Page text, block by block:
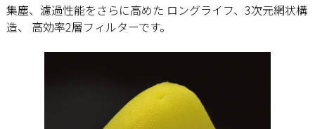
集塵、濾過性能をさらに高めた ロングライフ、3次元網状構
造、 高効率2層フィルターです。